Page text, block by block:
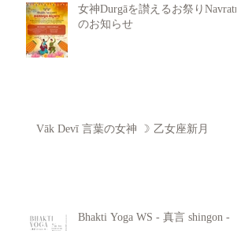
女神Durgāを讃えるお祭りNavratri
のお知らせ
Vāk Devī 言葉の女神 ☽ 乙女座新月
Bhakti Yoga WS - 真言 shingon -